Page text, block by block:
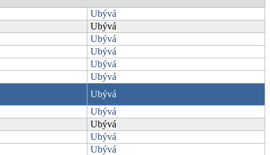
Ubývá
Ubývá
Ubývá
Ubývá
Ubývá
Ubývá
Ubývá
Ubývá
Ubývá
Ubývá
Ubývá